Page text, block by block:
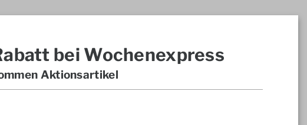
bei Wochenexpress
Aktionsartikel